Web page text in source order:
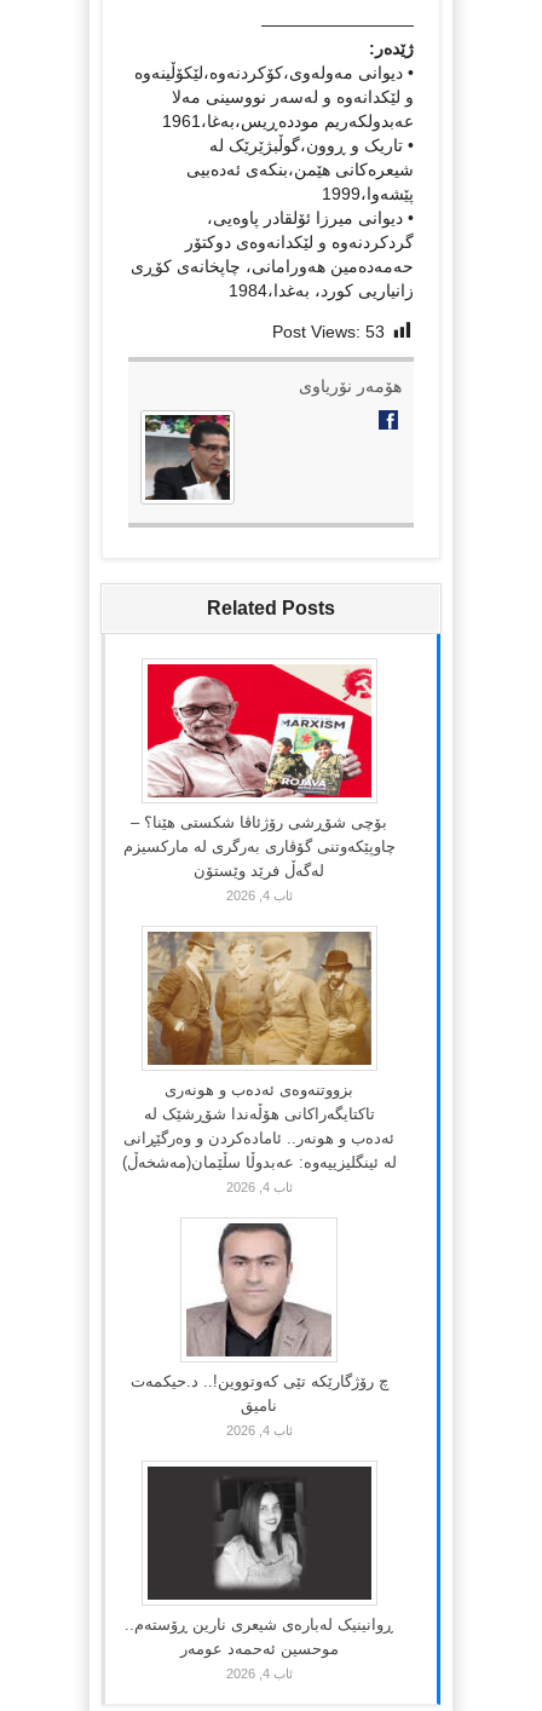
—————————
ژێدەر:
• دیوانی مەولەوی،کۆکردنەوە،لێکۆڵینەوە
و لێکدانەوە و لەسەر نووسینی مەلا
عەبدولکەریم موددەڕیس،بەغا،1961
• تاریک و ڕوون،گوڵبژێرێک لە
شیعرەکانی هێمن،بنکەی ئەدەبیی
پێشەوا،1999
• دیوانی میرزا ئۆلقادر پاوەیی،
گردکردنەوە و لێکدانەوەی دوکتۆر
حەمەدەمین هەورامانی، چاپخانەی کۆڕی
زانیاریی کورد، بەغدا،1984
Post Views: 53
هۆمەر نۆریاوی
Related Posts
بۆچی شۆڕشی رۆژئاڤا شکستی هێنا؟ –
چاوپێکەوتنی گۆڤاری بەرگری لە مارکسیزم
لەگەڵ فرێد وێستۆن
ئاب 4, 2026
بزووتنەوەی ئەدەب و هونەری
تاکتایگەراکانی هۆڵەندا شۆڕشێک لە
ئەدەب و هونەر.. ئامادەکردن و وەرگێڕانی
لە ئینگلیزییەوە: عەبدوڵا سڵێمان(مەشخەڵ)
ئاب 4, 2026
چ رۆژگارێکە تێی کەوتووین!.. د.حیکمەت
نامیق
ئاب 4, 2026
ڕوانینیک لەبارەى شیعرى نارین ڕۆستەم..
موحسین ئەحمەد عومەر
ئاب 4, 2026